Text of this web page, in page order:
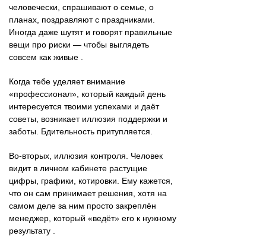
человечески, спрашивают о семье, о
планах, поздравляют с праздниками.
Иногда даже шутят и говорят правильные
вещи про риски — чтобы выглядеть
совсем как живые .
Когда тебе уделяет внимание
«профессионал», который каждый день
интересуется твоими успехами и даёт
советы, возникает иллюзия поддержки и
заботы. Бдительность притупляется.
Во-вторых, иллюзия контроля. Человек
видит в личном кабинете растущие
цифры, графики, котировки. Ему кажется,
что он сам принимает решения, хотя на
самом деле за ним просто закреплён
менеджер, который «ведёт» его к нужному
результату .